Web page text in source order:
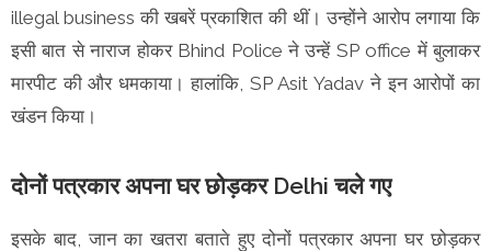
illegal business की खबरें प्रकाशित की थीं। उन्होंने आरोप लगाया कि
इसी बात से नाराज होकर Bhind Police ने उन्हें SP office में बुलाकर
मारपीट की और धमकाया। हालांकि, SP Asit Yadav ने इन आरोपों का
खंडन किया।
दोनों पत्रकार अपना घर छोड़कर Delhi चले गए
इसके बाद, जान का खतरा बताते हुए दोनों पत्रकार अपना घर छोड़कर